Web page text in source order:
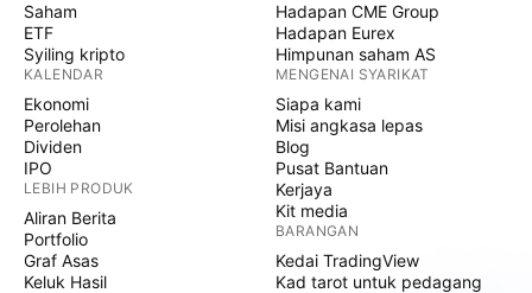
Saham
ETF
Syiling kripto
KALENDAR
Ekonomi
Perolehan
Dividen
IPO
LEBIH PRODUK
Aliran Berita
Portfolio
Graf Asas
Keluk Hasil
Hadapan CME Group
Hadapan Eurex
Himpunan saham AS
MENGENAI SYARIKAT
Siapa kami
Misi angkasa lepas
Blog
Pusat Bantuan
Kerjaya
Kit media
BARANGAN
Kedai TradingView
Kad tarot untuk pedagang